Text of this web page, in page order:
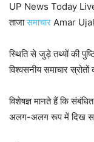
UP News Today
ताजासमाचार Amar
स्थिति से जुड़े तथ्यों की
विश्वसनीय समाचार
विशेषज्ञ मानते हैं कि
अलग-अलग रूप में दिख